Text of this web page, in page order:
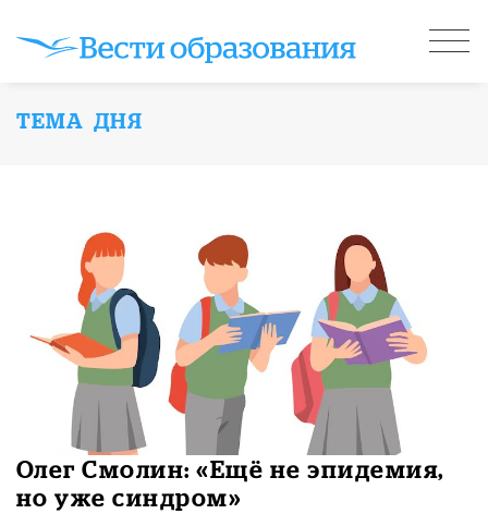
ТЕМА ДНЯ
​Олег Смолин: «Ещё не эпидемия,
но уже синдром»